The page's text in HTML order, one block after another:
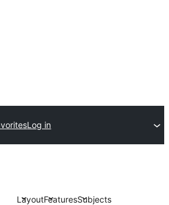
Log in
LayoutFeaturesSubjects